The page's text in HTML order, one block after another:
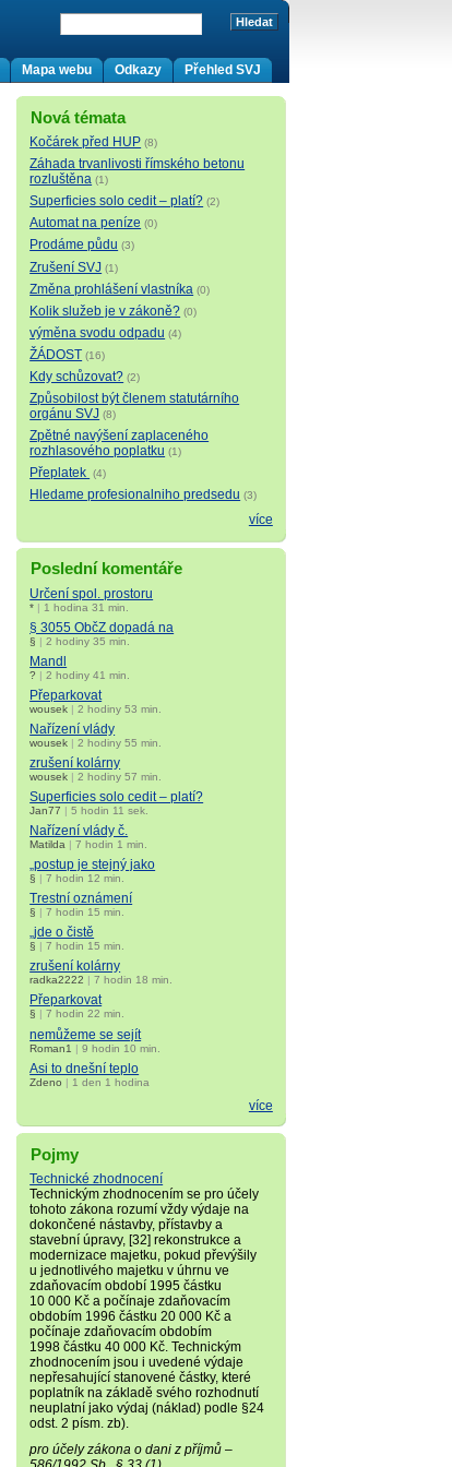
Přehled SVJ
Odkazy
Mapa webu
Nová témata
Kočárek před HUP (8)
Záhada trvanlivosti římského betonu
rozluštěna (1)
Superficies solo cedit – platí? (2)
Automat na peníze (0)
Prodáme půdu (3)
Zrušení SVJ (1)
Změna prohlášení vlastníka (0)
Kolik služeb je v zákoně? (0)
výměna svodu odpadu (4)
ŽÁDOST (16)
Kdy schůzovat? (2)
Způsobilost být členem statutárního
orgánu SVJ (8)
Zpětné navýšení zaplaceného
rozhlasového poplatku (1)
Přeplatek (4)
Hledame profesionalniho predsedu (3)
více
Poslední komentáře
Určení spol. prostoru
* | 1 hodina 31 min.
§ 3055 ObčZ dopadá na
§ |2 hodiny 35 min.
Mandl
? |2 hodiny 41 min.
Přeparkovat
wousek |2 hodiny 53 min.
Nařízení vlády
wousek |2 hodiny 55 min.
zrušení kolárny
wousek |2 hodiny 57 min.
Superficies solo cedit – platí?
Jan77 |5 hodin 11 sek.
Nařízení vlády č.
Matilda |7 hodin 1 min.
„postup je stejný jako
§ |7 hodin 12 min.
Trestní oznámení
§ |7 hodin 15 min.
„jde o čistě
§ |7 hodin 15 min.
zrušení kolárny
radka2222 |7 hodin 18 min.
Přeparkovat
§ |7 hodin 22 min.
nemůžeme se sejít
Roman1 |9 hodin 10 min.
Asi to dnešní teplo
Zdeno | 1 den 1 hodina
více
Pojmy
Technické zhodnocení
Technickým zhodnocením se pro účely
tohoto zákona rozumí vždy výdaje na
dokončené nástavby, přístavby a
stavební úpravy, [32] rekonstrukce a
modernizace majetku, pokud převýšily
u jednotlivého majetku v úhrnu ve
zdaňovacím období 1995 částku
10 000 Kč a počínaje zdaňovacím
obdobím 1996 částku 20 000 Kč a
počínaje zdaňovacím obdobím
1998 částku 40 000 Kč. Technickým
zhodnocením jsou i uvedené výdaje
nepřesahující stanovené částky, které
poplatník na základě svého rozhodnutí
neuplatní jako výdaj (náklad) podle §24
odst. 2 písm. zb).
pro účely zákona o dani z příjmů –